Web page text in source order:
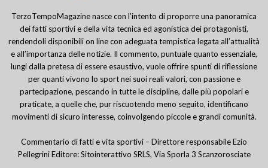
TerzoTempoMagazine nasce con l’intento di proporre una panoramica
dei fatti sportivi e della vita tecnica ed agonistica dei protagonisti,
rendendoli disponibili on line con adeguata tempistica legata all’attualità
e all’importanza delle notizie. Il commento, puntuale quanto essenziale,
lungi dalla pretesa di essere esaustivo, vuole offrire spunti di riflessione
per quanti vivono lo sport nei suoi reali valori, con passione e
partecipazione, pescando in tutte le discipline, dalle più popolari e
praticate, a quelle che, pur riscuotendo meno seguito, identificano
movimenti di sicuro interesse, coinvolgendo piccole e grandi comunità.
Commentario di fatti e vita sportivi – Direttore responsabile Ezio
Pellegrini Editore: Sitointerattivo SRLS, Via Sporla 3 Scanzorosciate